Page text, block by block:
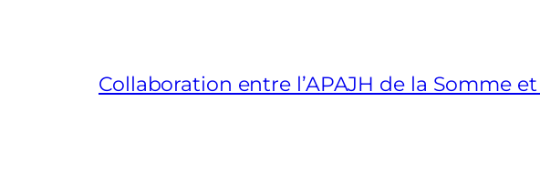
Collaboration entre l’APAJH de la Somme